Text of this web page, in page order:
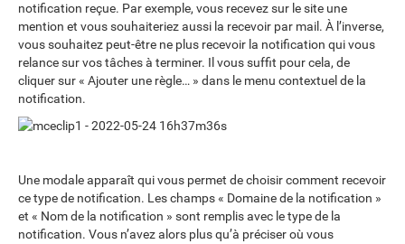
notification reçue. Par exemple, vous recevez sur le site une
mention et vous souhaiteriez aussi la recevoir par mail. À l’inverse,
vous souhaitez peut-être ne plus recevoir la notification qui vous
relance sur vos tâches à terminer. Il vous suffit pour cela, de
cliquer sur « Ajouter une règle… » dans le menu contextuel de la
notification.
Une modale apparaît qui vous permet de choisir comment recevoir
ce type de notification. Les champs « Domaine de la notification »
et « Nom de la notification » sont remplis avec le type de la
notification. Vous n’avez alors plus qu’à préciser où vous